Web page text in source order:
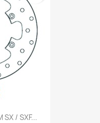
/ SXF...